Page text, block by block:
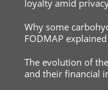
loyalty amid
Why some
FODMAP explained
The evolution of
and their financial